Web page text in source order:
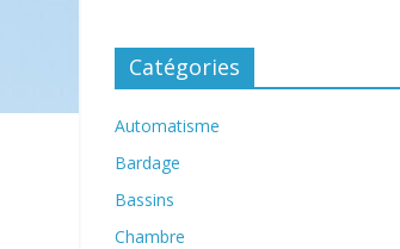
Catégories
Automatisme
Bardage
Bassins
Chambre